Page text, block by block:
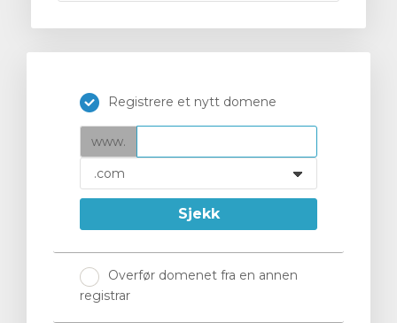
Registrere et nytt domene
www.
Sjekk
Overfør domenet fra en annen
registrar